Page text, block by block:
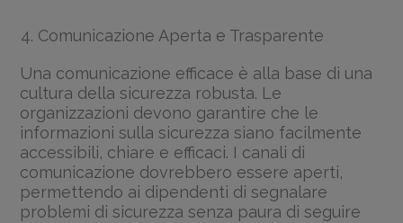
Comunicazione Aperta e Trasparente
Una comunicazione efficace è alla base di una
cultura della sicurezza robusta. Le
organizzazioni devono garantire che le
informazioni sulla sicurezza siano facilmente
accessibili, chiare e efficaci. I canali di
comunicazione dovrebbero essere aperti,
permettendo ai dipendenti di segnalare
problemi di sicurezza senza paura di seguire